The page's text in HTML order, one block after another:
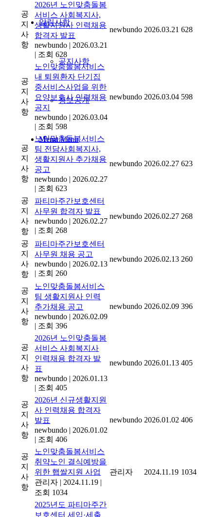
알림사항
공지사항
정보공개
Menu Menu
공
지
사
항
2026년 노인맞춤돌봄
서비스 사회복지사,
생활지원사 인력채용
합격자 발표
newbundo | 2026.03.21
| 조회 628
newbundo 2026.03.21 628
공
지
사
항
노인맞춤돌봄서비스
내 퇴원환자 단기집
중서비스사업을 위한
요양보호사 인력채용
공지
newbundo | 2026.03.04
| 조회 598
newbundo 2026.03.04 598
공
지
사
항
노인맞춤돌봄서비스
팀 전담사회복지사,
생활지원사 추가채용
공고
newbundo | 2026.02.27
| 조회 623
newbundo 2026.02.27 623
공
지
사
항
파티마주간보호센터
사무원 합격자 발표
newbundo | 2026.02.27
| 조회 268
newbundo 2026.02.27 268
공
지
사
항
파티마주간보호센터
사무원 채용 공고
newbundo | 2026.02.13
| 조회 260
newbundo 2026.02.13 260
공
지
사
항
노인맞춤돌봄서비스
팀 생활지원사 인력
추가채용 공고
newbundo | 2026.02.09
| 조회 396
newbundo 2026.02.09 396
공
지
사
항
2026년 노인맞춤돌봄
서비스 사회복지사
인력채용 합격자 발
표
newbundo | 2026.01.13
| 조회 405
newbundo 2026.01.13 405
공
지
사
항
2026년 신규생활지원
사 인력채용 합격자
발표
newbundo | 2026.01.02
| 조회 406
newbundo 2026.01.02 406
공
지
사
항
노인맞춤돌봄서비스
취약노인 결식예방을
위한 햅쌀지원 사업
관리자 | 2024.11.19 |
조회 1034
관리자 2024.11.19 1034
2025년도 파티마주간
보호센터 세입·세출